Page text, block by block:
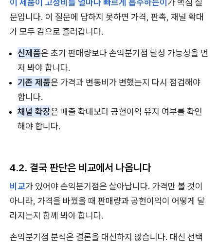
문입니다. 이 질문에 답하지 못하면 가격, 판촉, 채널 확대
가 모두 감으로 흘러갑니다.
신제품은 초기 판매량보다 손익분기점 달성 가능성을 먼
저 봐야 합니다.
기존 제품은 가격과 변동비가 변했는지 다시 점검해야
합니다.
채널 확장은 매출 확대보다 공헌이익 유지 여부를 확인
해야 합니다.
4.2. 결국 판단은 비교에서 나옵니다
비교가 있어야 손익분기점은 살아납니다. 가격만 볼 것이
아니라, 가격을 바꿨을 때 판매량과 공헌이익이 어떻게 달
라지는지 함께 봐야 합니다.
손익분기점 분석은 결론을 대신하지 않습니다. 대신 선택